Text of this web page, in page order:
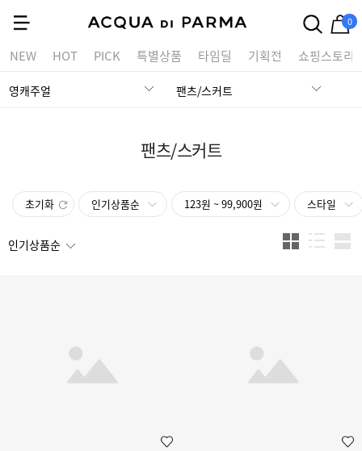
0
NEW HOT PICK 특별상품 타임딜 기획전 쇼핑스토리
영캐주얼 팬츠/스커트
팬츠/스커트
초기화 인기상품순 123원 ~ 99,900원 스타일
인기상품순